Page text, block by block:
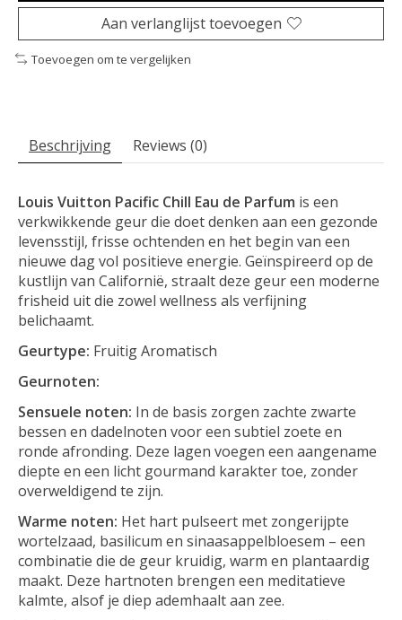
Aan verlanglijst toevoegen
Toevoegen om te vergelijken
Beschrijving Reviews (0)
Louis Vuitton Pacific Chill Eau de Parfum is een
verkwikkende geur die doet denken aan een gezonde
levensstijl, frisse ochtenden en het begin van een
nieuwe dag vol positieve energie. Geïnspireerd op de
kustlijn van Californië, straalt deze geur een moderne
frisheid uit die zowel wellness als verfijning
belichaamt.
Geurtype: Fruitig Aromatisch
Geurnoten:
Sensuele noten: In de basis zorgen zachte zwarte
bessen en dadelnoten voor een subtiel zoete en
ronde afronding. Deze lagen voegen een aangename
diepte en een licht gourmand karakter toe, zonder
overweldigend te zijn.
Warme noten: Het hart pulseert met zongerijpte
wortelzaad, basilicum en sinaasappelbloesem – een
combinatie die de geur kruidig, warm en plantaardig
maakt. Deze hartnoten brengen een meditatieve
kalmte, alsof je diep ademhaalt aan zee.